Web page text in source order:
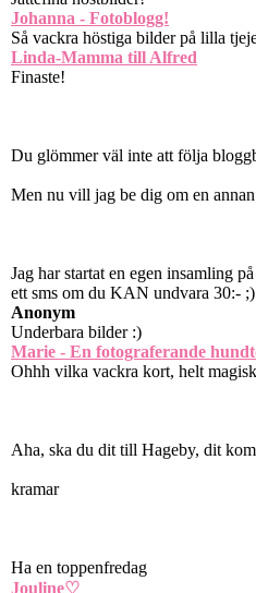
Johanna - Fotoblogg!
Så vackra höstiga bilder på lilla
Linda-Mamma till Alfred
Finaste!
Du glömmer väl inte att följa
Men nu vill jag be dig om en
Jag har startat en egen insamling
ett sms om du KAN undvara 30:- ;)
Anonym
Underbara bilder :)
Marie - En fotograferande
Ohhh vilka vackra kort, helt
Aha, ska du dit till Hageby, dit
kramar
Ha en toppenfredag
Jouline♡